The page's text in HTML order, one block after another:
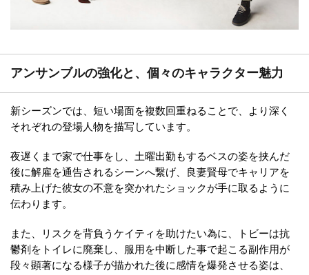
アンサンブルの強化と、個々のキャラクター魅力
新シーズンでは、短い場面を複数回重ねることで、より深く
それぞれの登場人物を描写しています。
夜遅くまで家で仕事をし、土曜出勤もするベスの姿を挟んだ
後に解雇を通告されるシーンへ繋げ、良妻賢母でキャリアを
積み上げた彼女の不意を突かれたショックが手に取るように
伝わります。
また、リスクを背負うケイティを助けたい為に、トビーは抗
鬱剤をトイレに廃棄し、服用を中断した事で起こる副作用が
段々顕著になる様子が描かれた後に感情を爆発させる姿は、